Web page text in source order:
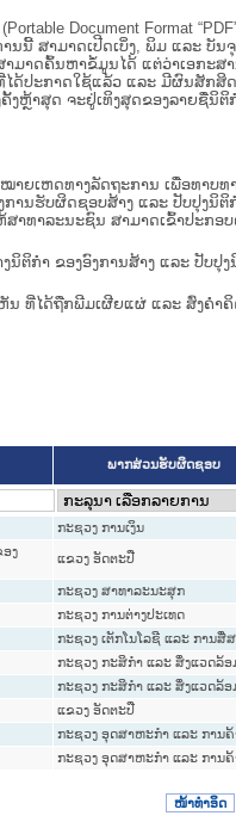
Document Format
ສາມາດເປີດເບິ່ງ, ພິມ ແລະ ບັນຈຸ
ມາດຄົ້ນຫາຂໍ້ມູນໄດ້ ແຕ່ວ່າເອກະ
ປະກາດໃຊ້ແລ້ວ ແລະ ມີຜົນສັກສິ
ຫຼ້າສຸດ ຈະຢູ່ເທິງສຸດຂອງລາຍຊື່ນິຕິກໍ
ຍເຫດທາງລັດຖະການ ເພື່ອທາ
ບຜິດຊອບສ້າງ ແລະ ປັບປຸງນິຕິກໍ
າລະນະຊົນ ສາມາດເຂົ້າປະກອບ
ກຳ ຂອງອົງການສ້າງ ແລະ ປັບປຸງ
ນ ທີ່ໄດ້ຖືກພີມເຜີຍແຜ່ ແລະ ສົ່ງຄຳ
ພາກສ່ວນຮັບຜິດຊອບ
ກະຊວງ ການເງິນ
ງ
ແຂວງ ອັດຕະປື
ກະຊວງ ສາທາລະນະສຸກ
ກະຊວງ ການຕ່າງປະເທດ
ກະຊວງ ເຕັກໂນໂລຊີ ແລະ ການສື່
ກະຊວງ ກະສິກຳ ແລະ ສິ່ງແວດລ້ອ
ກະຊວງ ກະສິກຳ ແລະ ສິ່ງແວດລ້ອ
ແຂວງ ອັດຕະປື
ກະຊວງ ອຸດສາຫະກຳ ແລະ ການຄ້
ກະຊວງ ອຸດສາຫະກຳ ແລະ ການຄ້
ໜ້າທໍາອິດ